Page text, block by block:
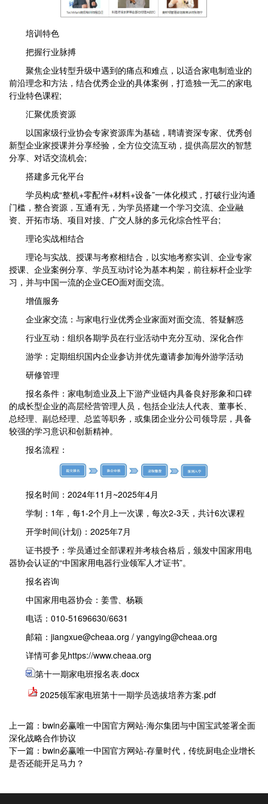
培训特色
把握行业脉搏
聚焦企业转型升级中遇到的痛点和难点，以适合家电制造业的
前沿理念和方法，结合优秀企业的具体案例，打造独一无二的家电
行业特色课程;
汇聚优质资源
以国家级行业协会专家资源库为基础，聘请资深专家、优秀创
新型企业家授课并分享经验，全方位交流互动，提供高层次的智慧
分享、对话交流机会;
搭建多元化平台
学员构成“整机+零配件+材料+设备”一体化模式，打破行业沟通
门槛，整合资源，互通有无，为学员搭建一个学习交流、企业融
资、开拓市场、项目对接、广交人脉的多元化综合性平台;
理论实战相结合
理论与实战、授课与考察相结合，以实地考察实训、企业专家
授课、企业案例分享、学员互动讨论为基本构架，前往标杆企业学
习，并与中国一流的企业CEO面对面交流。
增值服务
企业家交流：与家电行业优秀企业家面对面交流、答疑解惑
行业互动：组织各期学员在行业活动中充分互动、深化合作
游学：定期组织国内企业参访并优先邀请参加海外游学活动
研修管理
报名条件：家电制造业及上下游产业链内具备良好形象和口碑
的成长型企业的高层经营管理人员，包括企业法人代表、董事长、
总经理、副总经理、总监等职务，或集团企业分公司领导层，具备
较强的学习意识和创新精神。
报名流程：
报名时间：2024年11月~2025年4月
学制：1年，每1-2个月上一次课，每次2-3天，共计6次课程
开学时间(计划)：2025年7月
证书授予：学员通过全部课程并考核合格后，颁发中国家用电
器协会认证的“中国家用电器行业领军人才证书”。
报名咨询
中国家用电器协会：姜雪、杨颖
电话：010-51696630/6631
邮箱：jiangxue@cheaa.org / yangying@cheaa.org
详情可参见https://www.cheaa.org
第十一期家电班报名表.docx
2025领军家电班第十一期学员选拔培养方案.pdf
上一篇：bwin必赢唯一中国官方网站-海尔集团与中国宝武签署全面
深化战略合作协议
下一篇：bwin必赢唯一中国官方网站-存量时代，传统厨电企业增长
是否还能开足马力？